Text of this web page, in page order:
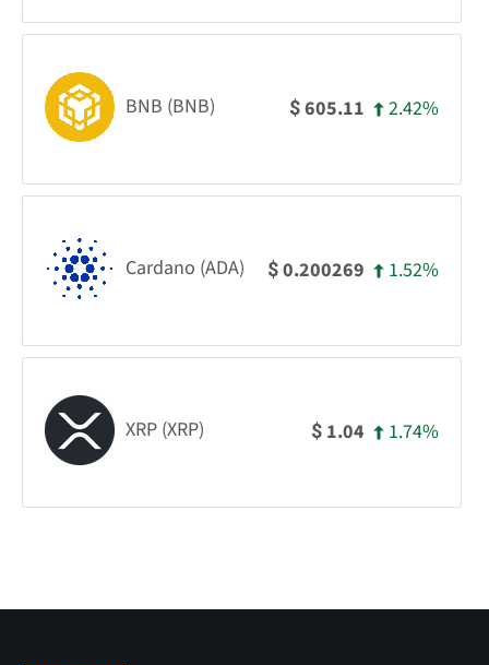
BNB (BNB) $605.11 2.42%
Cardano (ADA) $0.200269 1.52%
XRP (XRP) $ 1.04 1.74%